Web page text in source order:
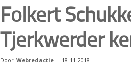
Folkert
Tjerkwerder
Door Webredactie - 18-11-2018